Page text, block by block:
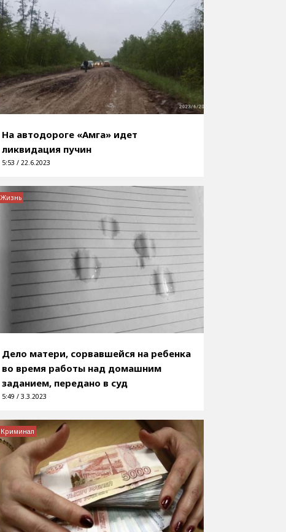
На автодороге «Амга» идет
ликвидация пучин
5:53 / 22.6.2023
Дело матери, сорвавшейся на ребенка
во время работы над домашним
заданием, передано в суд
5:49 / 3.3.2023
Жизнь
Криминал